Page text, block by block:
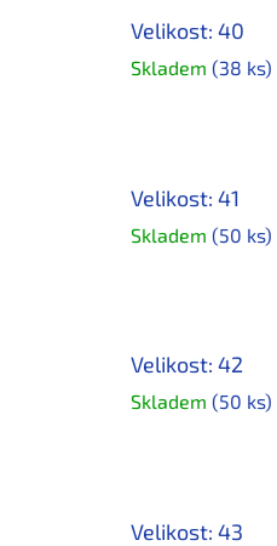
Velikost: 40
Skladem (38 ks)
Velikost: 41
Skladem (50 ks)
Velikost: 42
Skladem (50 ks)
Velikost: 43